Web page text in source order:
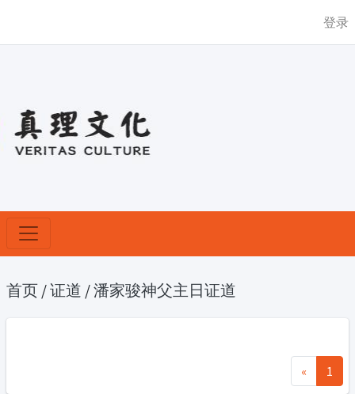
登录
首页 /证道 /潘家骏神父主日证道
« 1